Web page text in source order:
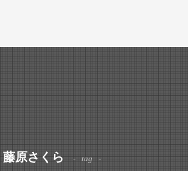
藤原さくら tag